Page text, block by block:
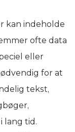
kan indeholde
ofte data
eller
for at
tekst,
lang tid.